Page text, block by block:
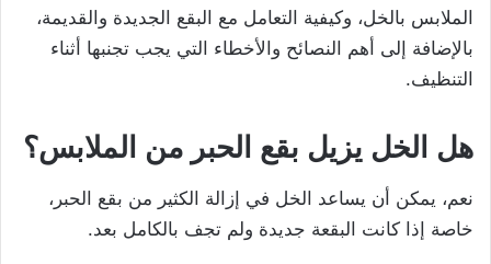
الملابس بالخل، وكيفية التعامل مع البقع الجديدة والقديمة،
بالإضافة إلى أهم النصائح والأخطاء التي يجب تجنبها أثناء
التنظيف.
هل الخل يزيل بقع الحبر من الملابس؟
نعم، يمكن أن يساعد الخل في إزالة الكثير من بقع الحبر،
خاصة إذا كانت البقعة جديدة ولم تجف بالكامل بعد.